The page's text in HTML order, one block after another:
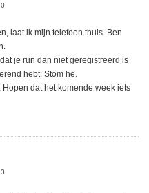
laat ik mijn telefoon thuis. Ben
je run dan niet geregistreerd is
hebt. Stom he.
dat het komende week iets